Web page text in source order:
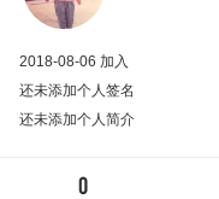
2018-08-06 加入
还未添加个人签名
还未添加个人简介
0